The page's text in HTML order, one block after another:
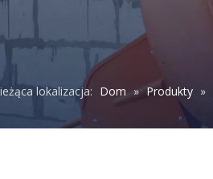
lokalizacja: Dom » Produkty »